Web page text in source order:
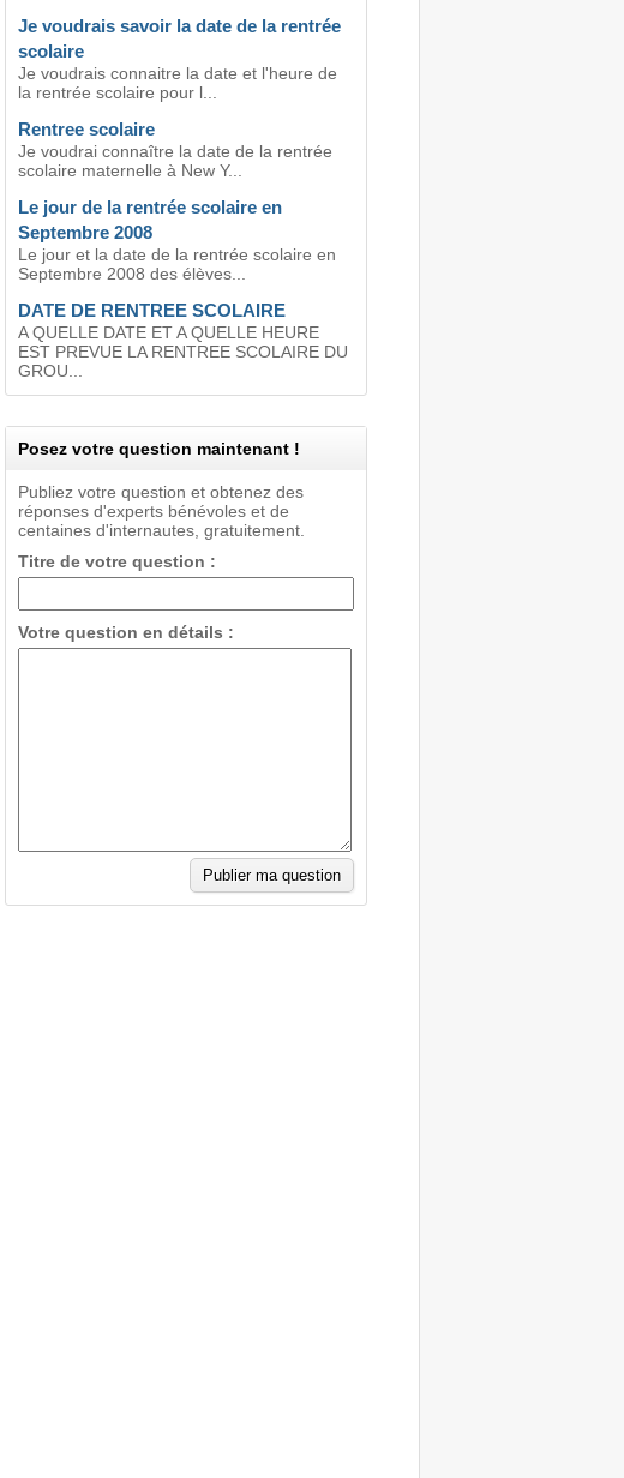
Je voudrais savoir la date de la rentrée
scolaire
Je voudrais connaitre la date et l'heure de
la rentrée scolaire pour l...
Rentree scolaire
Je voudrai connaître la date de la rentrée
scolaire maternelle à New Y...
Le jour de la rentrée scolaire en
Septembre 2008
Le jour et la date de la rentrée scolaire en
Septembre 2008 des élèves...
DATE DE RENTREE SCOLAIRE
A QUELLE DATE ET A QUELLE HEURE
EST PREVUE LA RENTREE SCOLAIRE DU
GROU...
Posez votre question maintenant !
Publiez votre question et obtenez des
réponses d'experts bénévoles et de
centaines d'internautes, gratuitement.
Titre de votre question :
Votre question en détails :